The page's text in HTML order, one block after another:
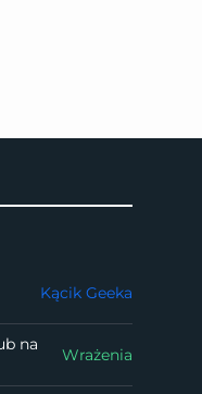
Kącik Geeka
na
Wrażenia